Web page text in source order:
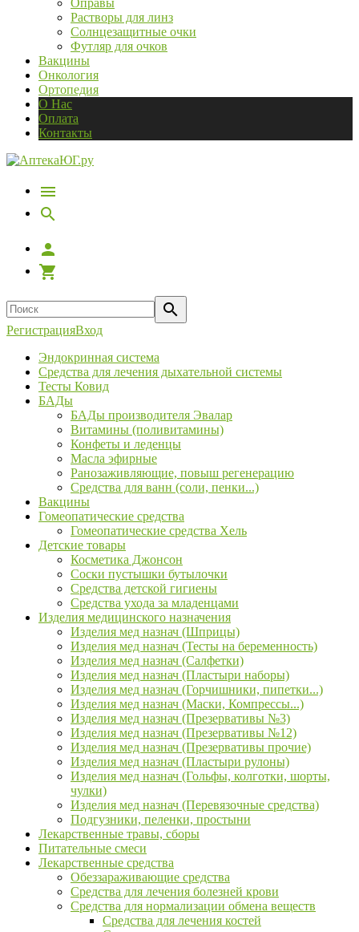
Оправы
Растворы для линз
Солнцезащитные очки
Футляр для очков
Вакцины
Онкология
Ортопедия
О Нас
Оплата
Контакты
РегистрацияВход
Эндокринная система
Средства для лечения дыхательной системы
Тесты Ковид
БАДы
БАДы производителя Эвалар
Витамины (поливитамины)
Конфеты и леденцы
Масла эфирные
Ранозаживляющие, повыш регенерацию
Средства для ванн (соли, пенки...)
Вакцины
Гомеопатические средства
Гомеопатические средства Хель
Детские товары
Косметика Джонсон
Соски пустышки бутылочки
Средства детской гигиены
Средства ухода за младенцами
Изделия медицинского назначения
Изделия мед назнач (Шприцы)
Изделия мед назнач (Тесты на беременность)
Изделия мед назнач (Салфетки)
Изделия мед назнач (Пластыри наборы)
Изделия мед назнач (Горчишники, пипетки...)
Изделия мед назнач (Маски, Компрессы...)
Изделия мед назнач (Презервативы №3)
Изделия мед назнач (Презервативы №12)
Изделия мед назнач (Презервативы прочие)
Изделия мед назнач (Пластыри рулоны)
Изделия мед назнач (Гольфы, колготки, шорты,
чулки)
Изделия мед назнач (Перевязочные средства)
Подгузники, пеленки, простыни
Лекарственные травы, сборы
Питательные смеси
Лекарственные средства
Обеззараживающие средства
Средства для лечения болезней крови
Средства для нормализации обмена веществ
Средства для лечения костей